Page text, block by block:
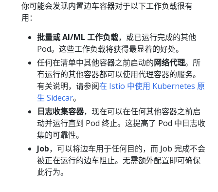
你可能会发现内置边车容器对于以下工作负载很有
用：
批量或 AI/ML 工作负载，或已运行完成的其他
Pod。这些工作负载将获得最显着的好处。
任何在清单中其他容器之前启动的网络代理。所
有运行的其他容器都可以使用代理容器的服务。
有关说明，请参阅在 Istio 中使用 Kubernetes 原
生 Sidecar。
日志收集容器，现在可以在任何其他容器之前启
动并运行直到 Pod 终止。这提高了 Pod 中日志收
集的可靠性。
Job，可以将边车用于任何目的，而 Job 完成不会
被正在运行的边车阻止。无需额外配置即可确保
此行为。